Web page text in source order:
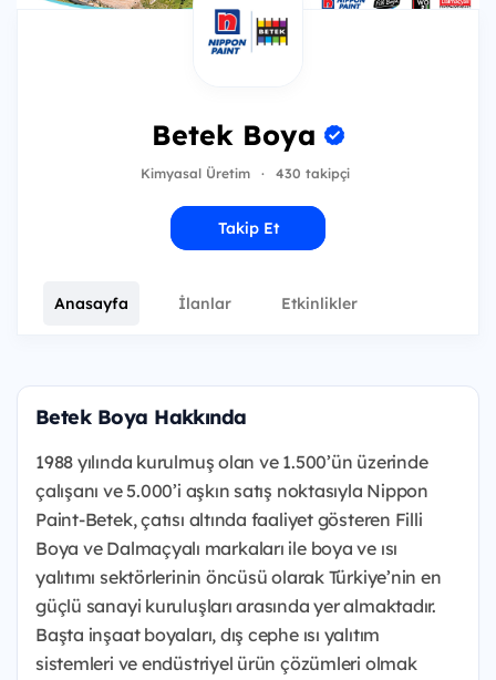
Betek Boya
Kimyasal Üretim · 430 takipçi
Takip Et
Anasayfa İlanlar Etkinlikler
Betek Boya Hakkında
1988 yılında kurulmuş olan ve 1.500’ün üzerinde
çalışanı ve 5.000’i aşkın satış noktasıyla Nippon
Paint-Betek, çatısı altında faaliyet gösteren Filli
Boya ve Dalmaçyalı markaları ile boya ve ısı
yalıtımı sektörlerinin öncüsü olarak Türkiye’nin en
güçlü sanayi kuruluşları arasında yer almaktadır.
Başta inşaat boyaları, dış cephe ısı yalıtım
sistemleri ve endüstriyel ürün çözümleri olmak